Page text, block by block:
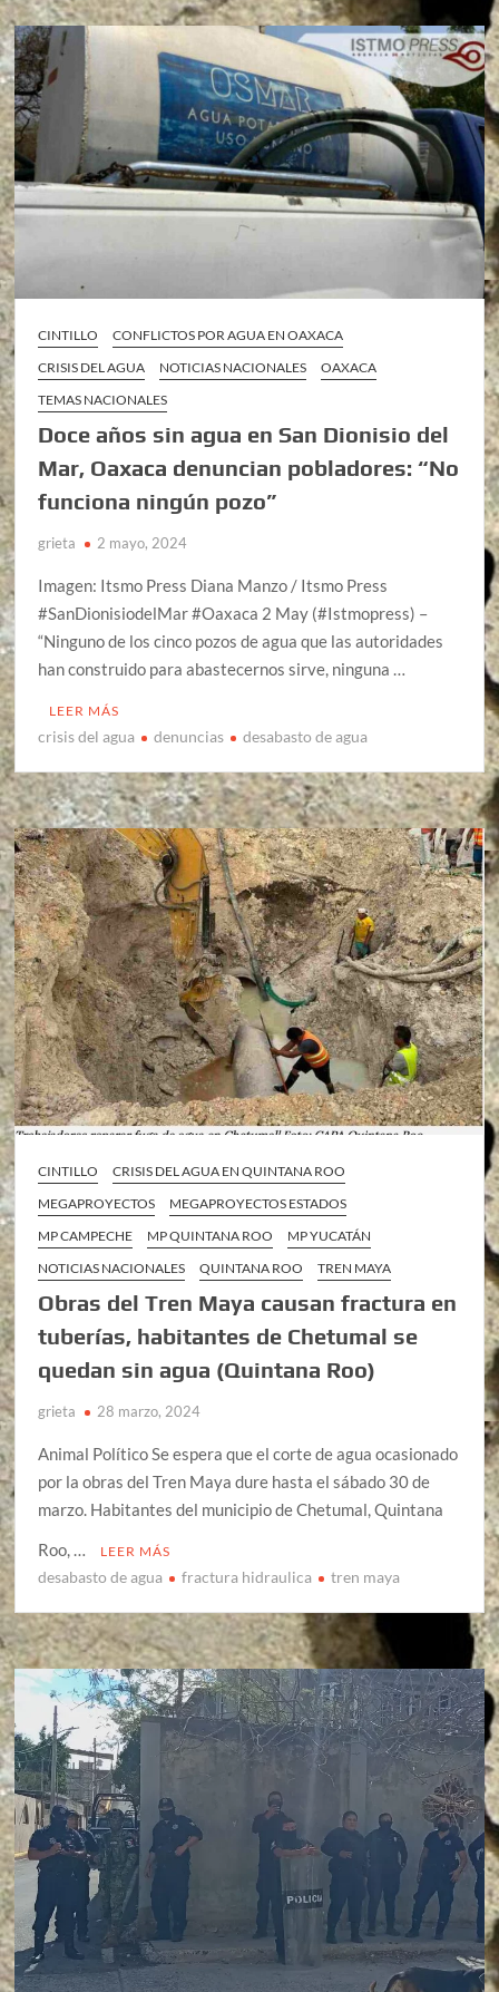
CINTILLO
CONFLICTOS POR AGUA EN OAXACA
CRISIS DEL AGUA
NOTICIAS NACIONALES
OAXACA
TEMAS NACIONALES
Doce años sin agua en San Dionisio del
Mar, Oaxaca denuncian pobladores: “No
funciona ningún pozo”
grieta 2 mayo, 2024
Imagen: Itsmo Press Diana Manzo / Itsmo Press
#SanDionisiodelMar #Oaxaca 2 May (#Istmopress) –
“Ninguno de los cinco pozos de agua que las autoridades
han construido para abastecernos sirve, ninguna …
LEER MÁS
crisis del agua denuncias desabasto de agua
CINTILLO
CRISIS DEL AGUA EN QUINTANA ROO
MEGAPROYECTOS
MEGAPROYECTOS ESTADOS
MP CAMPECHE
MP QUINTANA ROO
MP YUCATÁN
NOTICIAS NACIONALES
QUINTANA ROO TREN MAYA
Obras del Tren Maya causan fractura en
tuberías, habitantes de Chetumal se
quedan sin agua (Quintana Roo)
grieta 28 marzo, 2024
Animal Político Se espera que el corte de agua ocasionado
por la obras del Tren Maya dure hasta el sábado 30 de
marzo. Habitantes del municipio de Chetumal, Quintana
Roo, …
LEER MÁS
desabasto de agua fractura hidraulica tren maya